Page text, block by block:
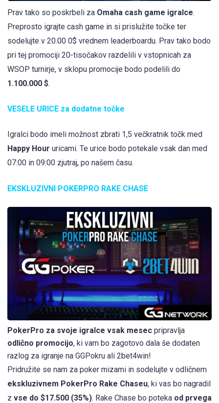
Prav tako so poskrbeli za Omaha cash game igralce.
Preprosto igrajte cash game in si prislužite točke ter
sodelujte v 20.00 0$ vrednem leaderboardu. Prav tako bodo
pri tej promociji 20-tisočakov razdelili v vstopnicah za
WSOP turnirje, v sklopu promocije bodo podelili do
1.100.000 $.
VESELE URICE za dodatne točke
Igralci bodo imeli možnost zbrati 1,5 večkratnik točk med
Happy Hour uricami. Te urice bodo potekale vsak dan med
07:00 in 09:00 zjutraj, po našem času.
EKSKLUZIVNI POKERPRO RAKE CHASE
PokerPro za svoje igralce vsak mesec pripravlja
odlično promocijo, ki vam bo zagotovo dala še dodaten
razlog za igranje na GGPokru ali 2bet4win!
Pridružite se nam za poker mizami in sodelujte v odličnem
ekskluzivnem PokerPro Rake Chaseu, ki vas bo nagradil
z vse do $17.500 (35%). Rake Chase bo poteka od prvega